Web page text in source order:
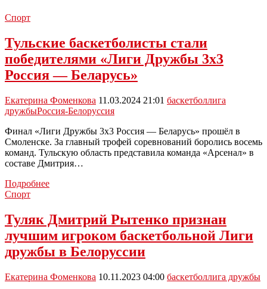
Спорт
Тульские баскетболисты стали
победителями «Лиги Дружбы 3х3
Россия — Беларусь»
Екатерина Фоменкова 11.03.2024 21:01 баскетболлига
дружбыРоссия-Белоруссия
Финал «Лиги Дружбы 3х3 Россия — Беларусь» прошёл в
Смоленске. За главный трофей соревнований боролись восемь
команд. Тульскую область представила команда «Арсенал» в
составе Дмитрия…
ПодробнееТульские
победителями
«Лиги
Дружбы
Россия
Беларусь»
Спорт
Туляк Дмитрий Рытенко признан
лучшим игроком баскетбольной Лиги
дружбы в Белоруссии
Екатерина Фоменкова 10.11.2023 04:00 баскетболлига дружбы